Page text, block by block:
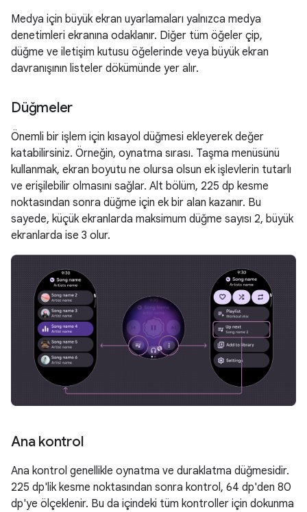
Medya için büyük ekran uyarlamaları yalnızca medya
denetimleri ekranına odaklanır. Diğer tüm öğeler çip,
düğme ve iletişim kutusu öğelerinde veya büyük ekran
davranışının listeler dökümünde yer alır.
Düğmeler
Önemli bir işlem için kısayol düğmesi ekleyerek değer
katabilirsiniz. Örneğin, oynatma sırası. Taşma menüsünü
kullanmak, ekran boyutu ne olursa olsun ek işlevlerin tutarlı
ve erişilebilir olmasını sağlar. Alt bölüm, 225 dp kesme
noktasından sonra düğme için ek bir alan kazanır. Bu
sayede, küçük ekranlarda maksimum düğme sayısı 2, büyük
ekranlarda ise 3 olur.
Ana kontrol
Ana kontrol genellikle oynatma ve duraklatma düğmesidir.
225 dp'lik kesme noktasından sonra kontrol, 64 dp'den 80
dp'ye ölçeklenir. Bu da içindeki tüm kontroller için dokunma